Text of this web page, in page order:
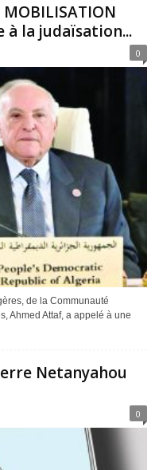
MOBILISATION
à la judaïsation...
0
de la Communauté
Ahmed Attaf, a appelé à une
Netanyahou
0